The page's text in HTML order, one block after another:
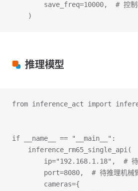
save_freq=10000,  # 控制
    )
推理模型
from inference_act import
if __name__ == "__main__":
    inference_rm65_single_api(
ip="192.168.1.18",  # 待
port=8080,  # 待推理机械
        cameras={